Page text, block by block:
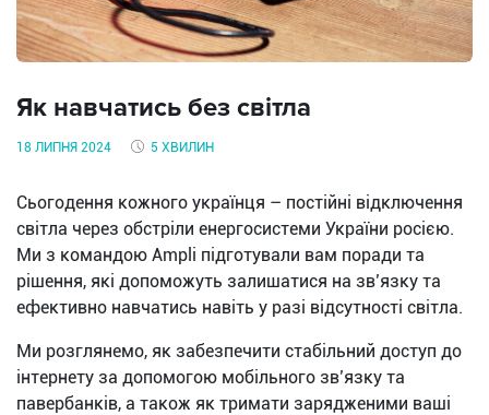
Як навчатись без світла
18 ЛИПНЯ 2024 5 ХВИЛИН
Сьогодення кожного українця – постійні відключення
світла через обстріли енергосистеми України росією.
Ми з командою Ampli підготували вам поради та
рішення, які допоможуть залишатися на зв’язку та
ефективно навчатись навіть у разі відсутності світла.
Ми розглянемо, як забезпечити стабільний доступ до
інтернету за допомогою мобільного зв’язку та
павербанків, а також як тримати зарядженими ваші